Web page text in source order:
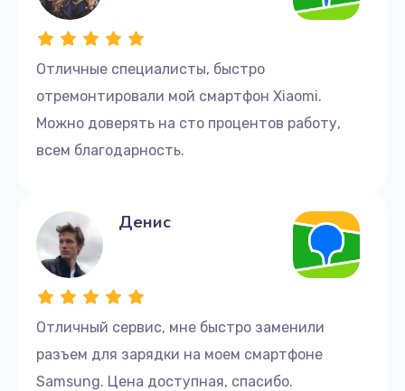
Отличные cпециалисты, быстро
отремонтировали мой смартфон Xiaomi.
Можно доверять на сто процентов работу,
всем благодарность.
Отличный сервис, мне быстро заменили
разъем для зарядки на моем смартфоне
Samsung. Цена доступная, спасибо.
Денис